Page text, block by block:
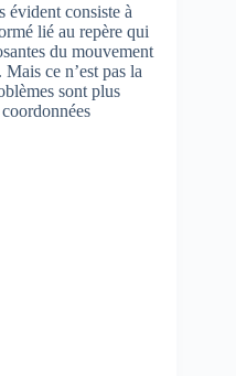
évident consiste à
lié au repère qui
du mouvement
ce n’est pas la
sont plus